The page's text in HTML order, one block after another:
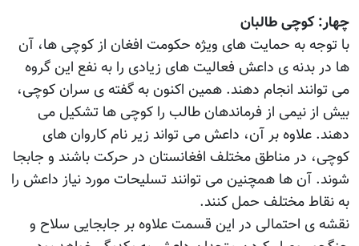
چهار: کوچی طالبان
با توجه به حمایت های ويژه حکومت افغان از کوچی ها، آن
ها در بدنه ی داعش فعالیت های زیادی را به نفع این گروه
می توانند انجام دهند. همین اکنون به گفته ی سران کوچی،
بیش از نیمی از فرماندهان طالب را کوچی ها تشکیل می
دهند. علاوه بر آن، داعش می تواند زیر نام کاروان های
کوچی، در مناطق مختلف افغانستان در حرکت باشند و جابجا
شوند. آن ها همچنین می توانند تسلیحات مورد نیاز داعش را
به نقاط مختلف حمل کنند.
نقشه ی احتمالی در این قسمت علاوه بر جابجایی سلاح و